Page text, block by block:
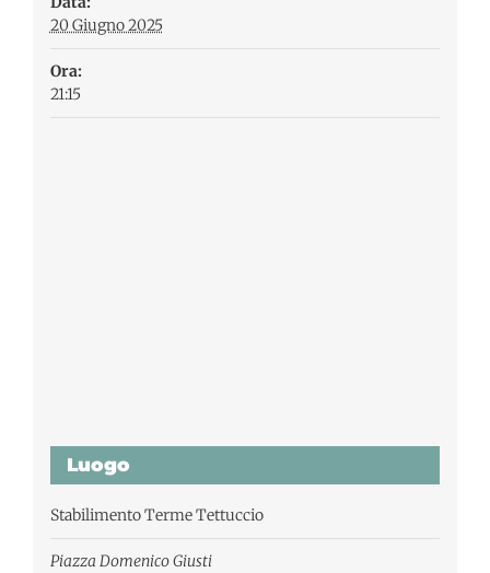
20 Giugno 2025
Ora:
21:15
Luogo
Stabilimento Terme Tettuccio
Piazza Domenico Giusti